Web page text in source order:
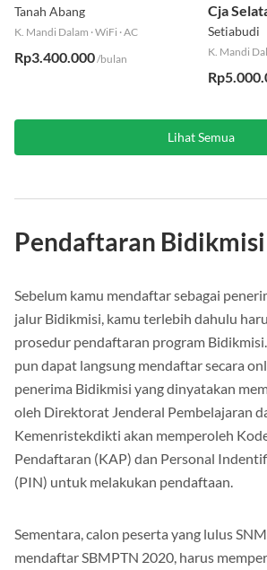
Tanah Abang
K. Mandi Dalam ·WiFi ·AC
Rp3.400.000/bulan
Cja
Setiabudi
K. Mandi
Lihat Semua
Pendaftaran Bidikmisi
Sebelum kamu mendaftar sebagai
jalur Bidikmisi, kamu terlebih dahulu
prosedur pendaftaran program
pun dapat langsung mendaftar secara
penerima Bidikmisi yang dinyatakan
oleh Direktorat Jenderal Pembelajaran
Kemenristekdikti akan memperoleh
Pendaftaran (KAP) dan Personal
(PIN) untuk melakukan pendaftaan.
Sementara, calon peserta yang lulus
mendaftar SBMPTN 2020, harus